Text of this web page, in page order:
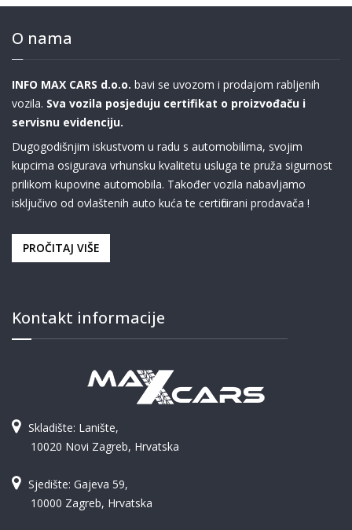
O nama
INFO MAX CARS d.o.o. bavi se uvozom i prodajom rabljenih
vozila. Sva vozila posjeduju certifikat o proizvođaču i
servisnu evidenciju.
Dugogodišnjim iskustvom u radu s automobilima, svojim
kupcima osigurava vrhunsku kvalitetu usluga te pruža sigurnost
prilikom kupovine automobila. Također vozila nabavljamo
isključivo od ovlaštenih auto kuća te certificirani prodavača !
PROČITAJ VIŠE
Kontakt informacije
Skladište: Lanište,
10020 Novi Zagreb, Hrvatska
Sjedište: Gajeva 59,
10000 Zagreb, Hrvatska